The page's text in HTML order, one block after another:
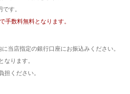
す。
手数料無料となります。
当店指定の銀行口座にお振込みください。
なります。
ください。